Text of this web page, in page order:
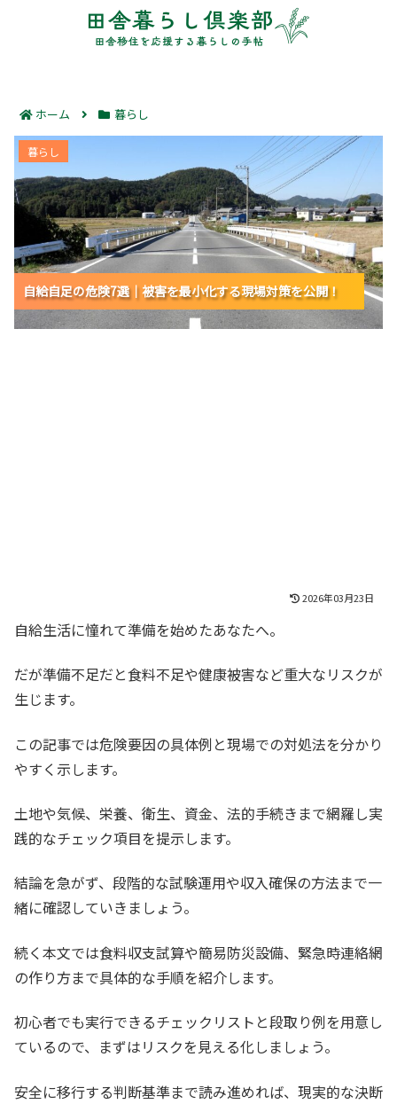
ホーム 暮らし
自給自足の危険7選｜被害を最小化する現場対策を公
開！
自給自足の危険7選｜被害を最小化する現場対策を公開！
自給自足の危険7選｜被害を最小化する現場対策を公開！
自給自足の危険7選｜被害を最小化する現場対策を公開！
暮らし
2026年03月23日
自給生活に憧れて準備を始めたあなたへ。
だが準備不足だと食料不足や健康被害など重大なリスクが
生じます。
この記事では危険要因の具体例と現場での対処法を分かり
やすく示します。
土地や気候、栄養、衛生、資金、法的手続きまで網羅し実
践的なチェック項目を提示します。
結論を急がず、段階的な試験運用や収入確保の方法まで一
緒に確認していきましょう。
続く本文では食料収支試算や簡易防災設備、緊急時連絡網
の作り方まで具体的な手順を紹介します。
初心者でも実行できるチェックリストと段取り例を用意し
ているので、まずはリスクを見える化しましょう。
安全に移行する判断基準まで読み進めれば、現実的な決断